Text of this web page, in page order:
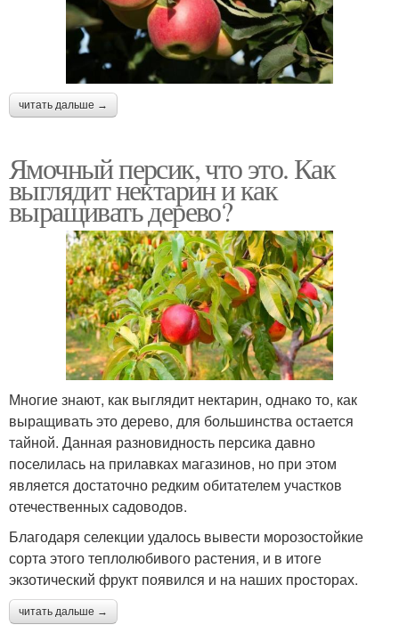
читать дальше →
Ямочный персик, что это. Как
выглядит нектарин и как
выращивать дерево?
Многие знают, как выглядит нектарин, однако то, как
выращивать это дерево, для большинства остается
тайной. Данная разновидность персика давно
поселилась на прилавках магазинов, но при этом
является достаточно редким обитателем участков
отечественных садоводов.
Благодаря селекции удалось вывести морозостойкие
сорта этого теплолюбивого растения, и в итоге
экзотический фрукт появился и на наших просторах.
читать дальше →